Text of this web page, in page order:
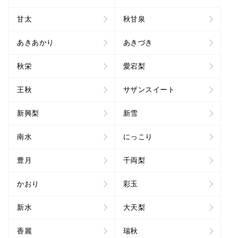
甘太 秋甘泉
あきあかり あきづき
秋栄 愛宕梨
王秋 サザンスイート
新興梨 新雪
南水 にっこり
豊月 千両梨
かおり 彩玉
新水 大天梨
香麗 瑞秋